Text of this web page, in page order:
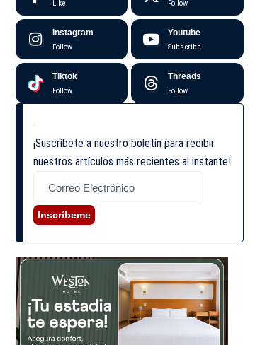
Like Follow
Instagram
Follow
Youtube
Subscribe
Tiktok
Follow
Threads
Follow
¡Suscríbete a nuestro boletín para recibir
nuestros artículos más recientes al instante!
Inscríbeme